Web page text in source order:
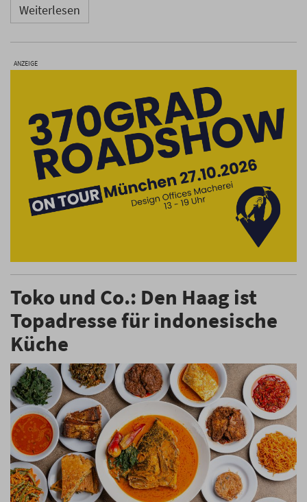
Weiterlesen
ANZEIGE
Toko und Co.: Den Haag ist
Topadresse für indonesische
Küche